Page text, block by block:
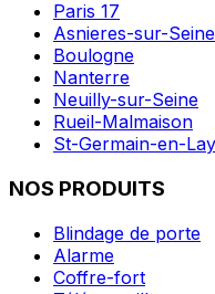
Paris 17
Asnieres-sur-Seine
Boulogne
Nanterre
Neuilly-sur-Seine
Rueil-Malmaison
St-Germain-en-
NOS PRODUITS
Blindage de porte
Alarme
Coffre-fort